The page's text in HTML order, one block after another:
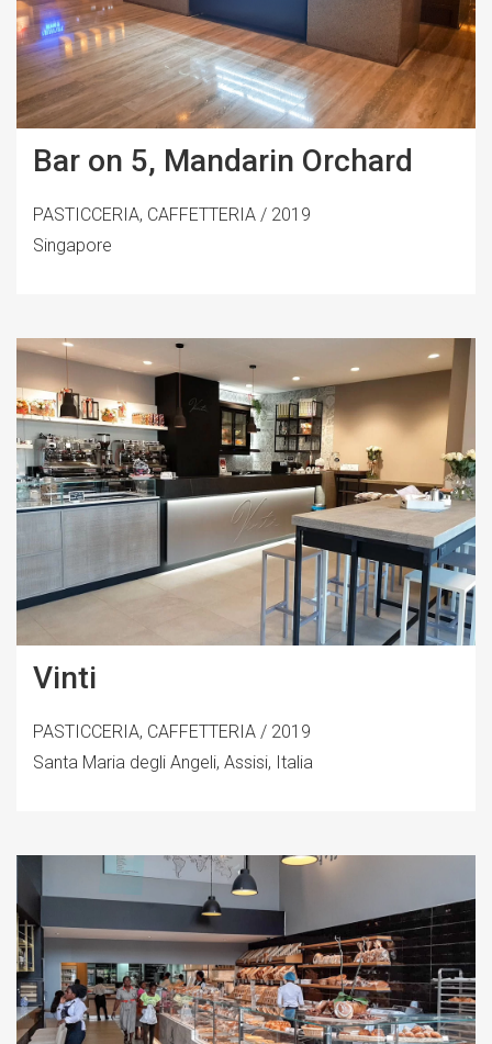
Bar on 5, Mandarin Orchard
PASTICCERIA, CAFFETTERIA / 2019
Singapore
Vinti
PASTICCERIA, CAFFETTERIA / 2019
Santa Maria degli Angeli, Assisi, Italia